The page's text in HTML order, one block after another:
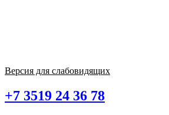
Версия для слабовидящих
+7 3519 24 36 78